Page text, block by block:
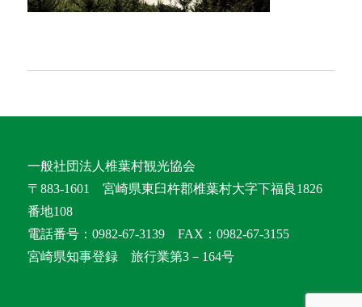
一般社団法人椎葉村観光協会
〒883-1601 宮崎県東臼杵郡椎葉村大字下福良1826
番地108
電話番号：0982-67-3139 FAX：0982-67-3155
宮崎県知事登録 旅行業第3－164号